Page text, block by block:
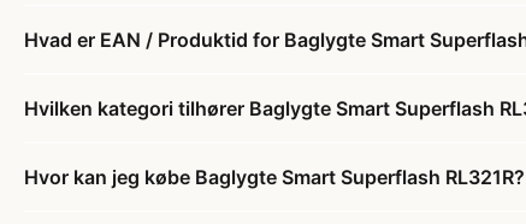
Hvad er EAN / Produktid for Baglygte Smart
Hvilken kategori tilhører Baglygte Smart Superflash
Hvor kan jeg købe Baglygte Smart Superflash RL321R?